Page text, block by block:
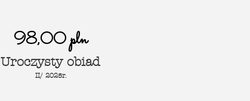
98,00 pln
Uroczysty obiad
II/ 2025r.